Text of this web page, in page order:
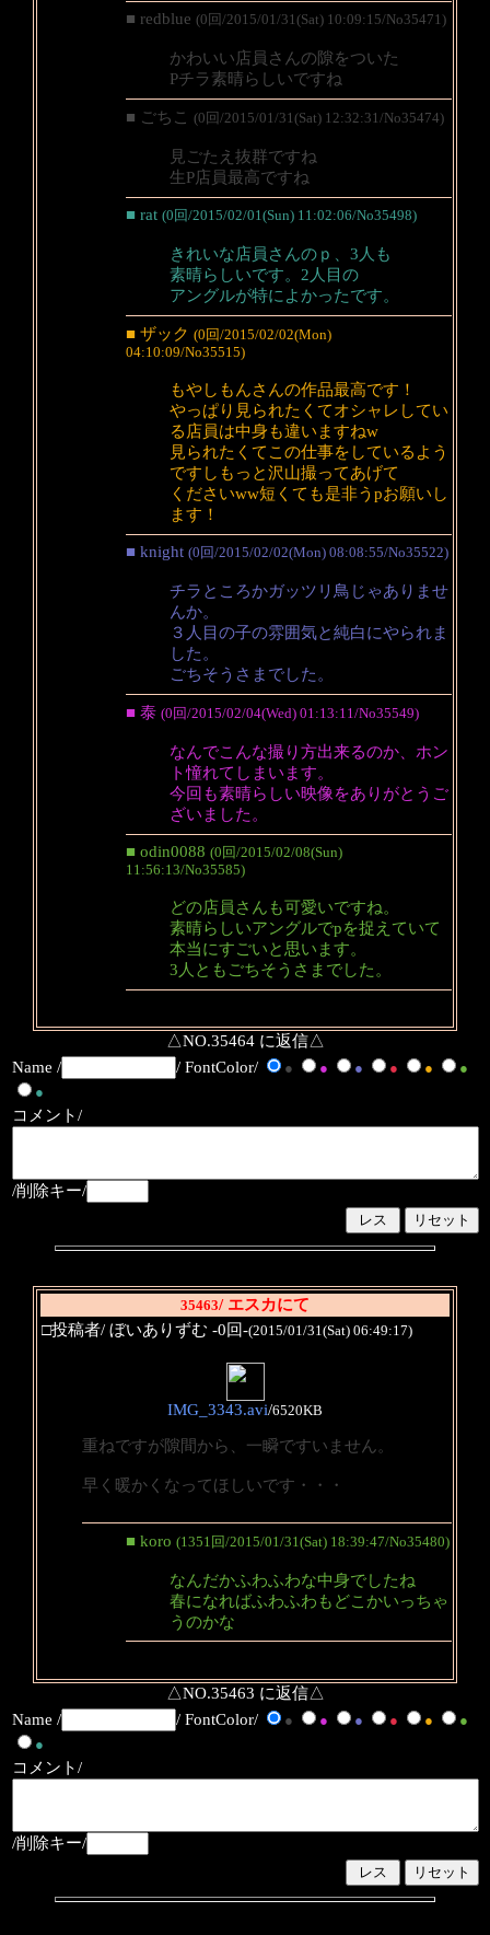
■ redblue (0回/2015/01/31(Sat) 10:09:15/No35471)
かわいい店員さんの隙をついた
Pチラ素晴らしいですね
■ ごちこ (0回/2015/01/31(Sat) 12:32:31/No35474)
見ごたえ抜群ですね
生P店員最高ですね
■ rat (0回/2015/02/01(Sun) 11:02:06/No35498)
きれいな店員さんのｐ、3人も
素晴らしいです。2人目の
アングルが特によかったです。
■ ザック (0回/2015/02/02(Mon)
04:10:09/No35515)
もやしもんさんの作品最高です！
やっぱり見られたくてオシャレしてい
る店員は中身も違いますねw
見られたくてこの仕事をしているよう
ですしもっと沢山撮ってあげて
くださいww短くても是非うpお願いし
ます！
■ knight (0回/2015/02/02(Mon) 08:08:55/No35522)
チラところかガッツリ鳥じゃありませ
んか。
３人目の子の雰囲気と純白にやられま
した。
ごちそうさまでした。
■ 泰 (0回/2015/02/04(Wed) 01:13:11/No35549)
なんでこんな撮り方出来るのか、ホン
ト憧れてしまいます。
今回も素晴らしい映像をありがとうご
ざいました。
■ odin0088 (0回/2015/02/08(Sun)
11:56:13/No35585)
どの店員さんも可愛いですね。
素晴らしいアングルでpを捉えていて
本当にすごいと思います。
3人ともごちそうさまでした。
△NO.35464 に返信△
Name /
/ FontColor/ ● ● ● ● ●
●
●
コメント/
/削除キー/
35463/ エスカにて
□投稿者/ ぼいありずむ -0回-(2015/01/31(Sat) 06:49:17)
IMG_3343.avi/6520KB
重ねですが隙間から、一瞬ですいません。
早く暖かくなってほしいです・・・
■ koro (1351回/2015/01/31(Sat) 18:39:47/No35480)
なんだかふわふわな中身でしたね
春になればふわふわもどこかいっちゃ
うのかな
△NO.35463 に返信△
Name /
/ FontColor/ ● ● ● ● ●
●
●
コメント/
/削除キー/